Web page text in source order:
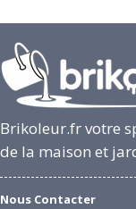
Brikoleur.fr votre
de la maison et
Nous Contacter